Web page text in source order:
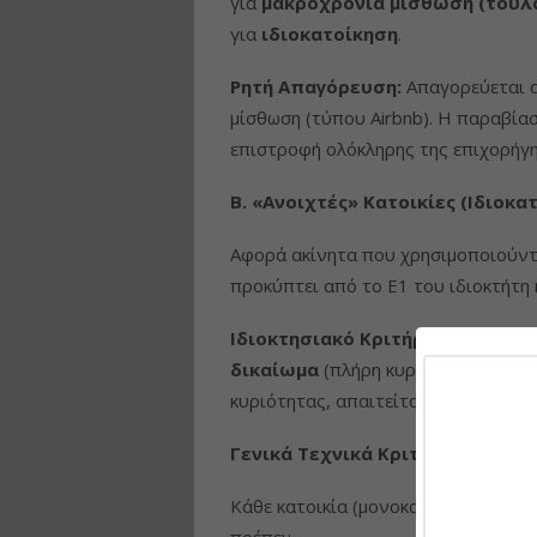
για ιδιοκατοίκηση.
Ρητή Απαγόρευση: Απαγορεύεται
μίσθωση (τύπου Airbnb). Η
επιστροφή ολόκληρης της
Β. «Ανοιχτές» Κατοικίες
Αφορά ακίνητα που
προκύπτει από το Ε1 του
Ιδιοκτησιακό Κριτήριο:
δικαίωμα (πλήρη κυριότητα,
κυριότητας, απαιτείται η έγγραφη
Γενικά Τεχνικά Κριτήρια
Κάθε κατοικία (μονοκατοικία,